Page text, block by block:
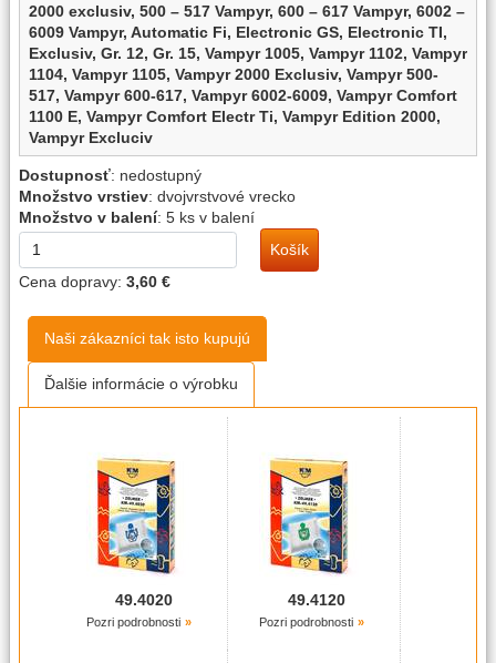
2000 exclusiv, 500 – 517 Vampyr, 600 – 617 Vampyr, 6002 –
6009 Vampyr, Automatic Fi, Electronic GS, Electronic TI,
Exclusiv, Gr. 12, Gr. 15, Vampyr 1005, Vampyr 1102, Vampyr
1104, Vampyr 1105, Vampyr 2000 Exclusiv, Vampyr 500-
517, Vampyr 600-617, Vampyr 6002-6009, Vampyr Comfort
1100 E, Vampyr Comfort Electr Ti, Vampyr Edition 2000,
Vampyr Excluciv
ALFATEC:
A 4315
FAGOR:
5200,
Comfort 1100 E,Elec TI,
Vampyr 1102,Vampyr 1104, Vampyr 1105,
Vampyr 5200,
Vampyr 6002-6009,
HANSEATIC:
OTTO:
842.125
Serie SX,Serie SZ,Serie TM, Serie TX,Serie TY,
Serie TZ,
Supertronic 2,Supertronic 3
Dostupnosť: nedostupný
Množstvo vrstiev: dvojvrstvové vrecko
Množstvo v balení: 5 ks v balení
Košík
Cena dopravy: 3,60 €
Naši zákazníci tak isto kupujú
Ďalšie informácie o výrobku
49.4020
Pozri podrobnosti
49.4120
Pozri podrobnosti